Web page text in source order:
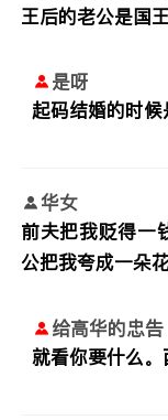
王后的老公是国
是呀
起码结婚的时候
华女
前夫把我贬得一
公把我夸成一朵
给高华的忠告
就看你要什么。